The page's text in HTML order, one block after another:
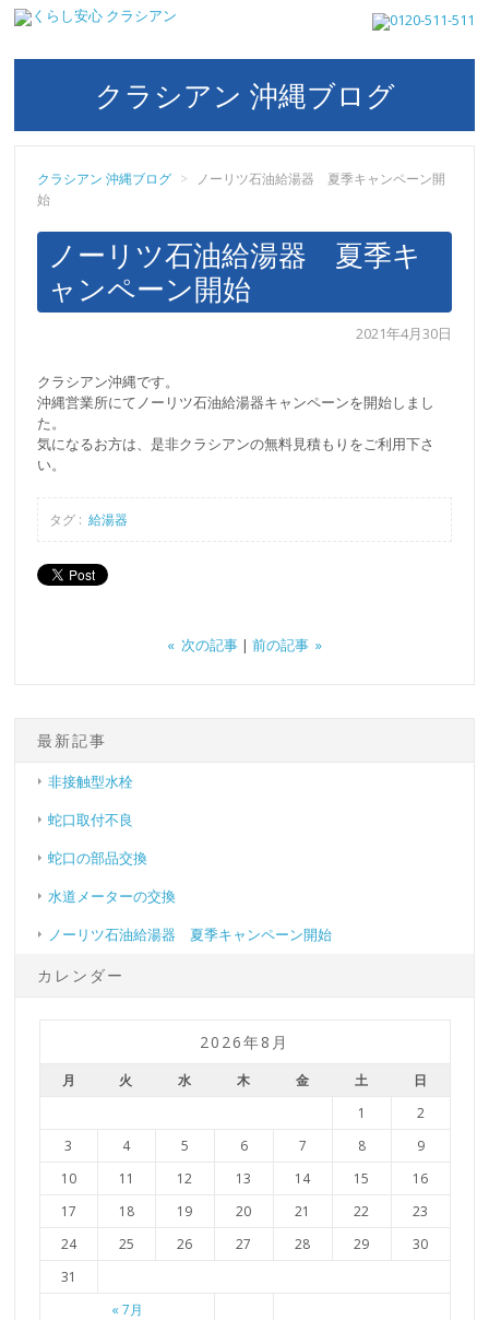
クラシアン 沖縄ブログ
クラシアン 沖縄ブログ >
ノーリツ石油給湯器 夏季キャンペーン開
始
ノーリツ石油給湯器 夏季キ
ャンペーン開始
2021年4月30日
クラシアン沖縄です。
沖縄営業所にてノーリツ石油給湯器キャンペーンを開始しまし
た。
気になるお方は、是非クラシアンの無料見積もりをご利用下さ
い。
タグ :給湯器
« 次の記事 | 前の記事 »
最新記事
非接触型水栓
蛇口取付不良
蛇口の部品交換
水道メーターの交換
ノーリツ石油給湯器 夏季キャンペーン開始
カレンダー
2026年8月
月 火 水 木 金 土 日
« 7月
1
2
3
4 5 6 7 8
9
10
11 12 13 14 15
16
17
18 19 20 21 22
23
24
25 26 27 28 29
30
31